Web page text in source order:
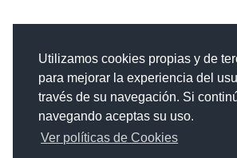
Utilizamos cookies propias y de
para mejorar la experiencia del
través de su navegación. Si
navegando aceptas su uso.
Ver políticas de Cookies